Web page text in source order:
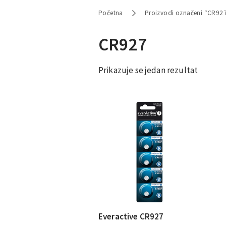
Početna Proizvodi označeni
CR927
Prikazuje se jedan rezultat
Everactive CR927